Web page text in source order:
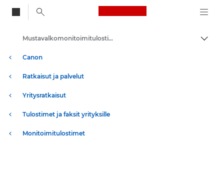
Canon Logo, back
Canon
Ratkaisut ja palvelut
Yritysratkaisut
Tulostimet ja faksit yrityksille
Monitoimitulostimet
Mustavalkomonitoimitulostimet